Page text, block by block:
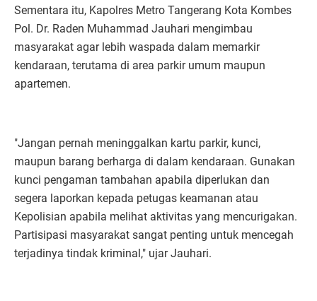
Sementara itu, Kapolres Metro Tangerang Kota Kombes
Pol. Dr. Raden Muhammad Jauhari mengimbau
masyarakat agar lebih waspada dalam memarkir
kendaraan, terutama di area parkir umum maupun
apartemen.
"Jangan pernah meninggalkan kartu parkir, kunci,
maupun barang berharga di dalam kendaraan. Gunakan
kunci pengaman tambahan apabila diperlukan dan
segera laporkan kepada petugas keamanan atau
Kepolisian apabila melihat aktivitas yang mencurigakan.
Partisipasi masyarakat sangat penting untuk mencegah
terjadinya tindak kriminal," ujar Jauhari.